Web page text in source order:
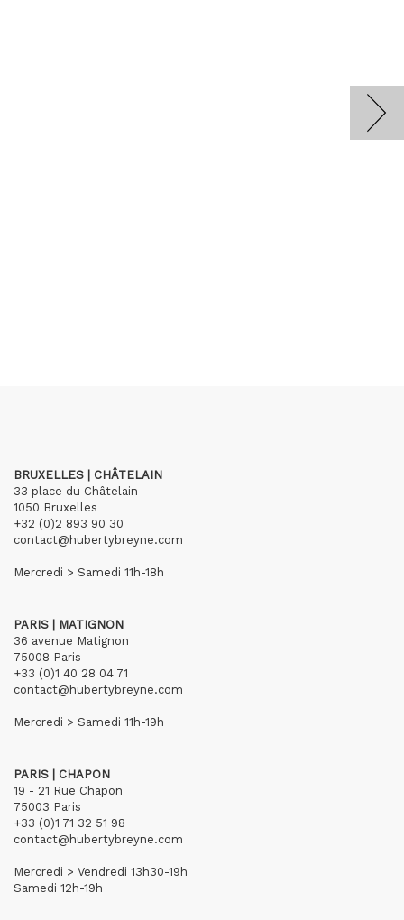
BRUXELLES | CHÂTELAIN
33 place du Châtelain
1050 Bruxelles
+32 (0)2 893 90 30
contact@hubertybreyne.com
Mercredi > Samedi 11h-18h
PARIS | MATIGNON
36 avenue Matignon
75008 Paris
+33 (0)1 40 28 04 71
contact@hubertybreyne.com
Mercredi > Samedi 11h-19h
PARIS | CHAPON
19 - 21 Rue Chapon
75003 Paris
+33 (0)1 71 32 51 98
contact@hubertybreyne.com
Mercredi > Vendredi 13h30-19h
Samedi 12h-19h